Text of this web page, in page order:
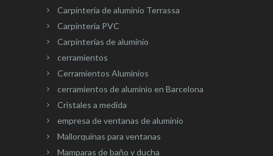
Carpintería de aluminio Terrassa
Carpinteria PVC
Carpinterias de aluminio
cerramientos
Cerramientos Aluminios
cerramientos de aluminio en Barcelona
Cristales a medida
empresa de ventanas de aluminio
Mallorquinas para ventanas
Mamparas de baño y ducha